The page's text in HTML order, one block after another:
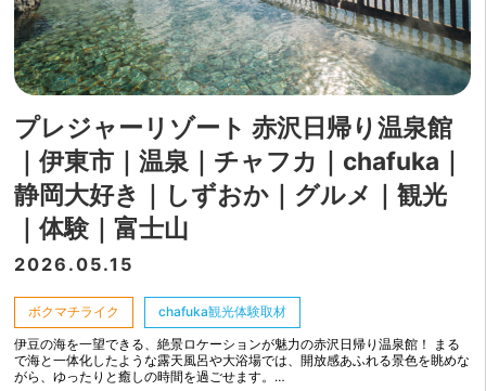
プレジャーリゾート 赤沢日帰り温泉館
｜伊東市｜温泉｜チャフカ｜chafuka｜
静岡大好き｜しずおか｜グルメ｜観光
｜体験｜富士山
2026.05.15
ボクマチライク chafuka観光体験取材
伊豆の海を一望できる、絶景ロケーションが魅力の赤沢日帰り温泉館！ まる
で海と一体化したような露天風呂や大浴場では、開放感あふれる景色を眺めな
がら、ゆったりと癒しの時間を過ごせます。…